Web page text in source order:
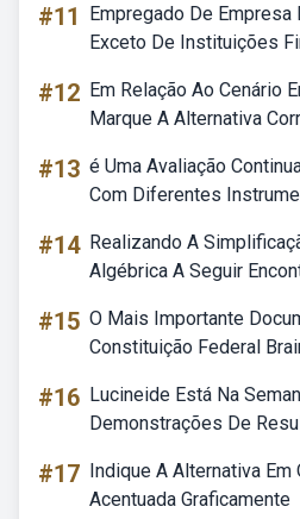
#11
Empregado De
Exceto De Instituições
#12 Em Relação Ao Cenário
Marque A Alternativa
#13 é Uma Avaliação
Com Diferentes
#14 Realizando A
Algébrica A Seguir
#15 O Mais Importante
Constituição Federal
#16 Lucineide Está Na
Demonstrações De
#17 Indique A Alternativa Em
Acentuada Graficamente